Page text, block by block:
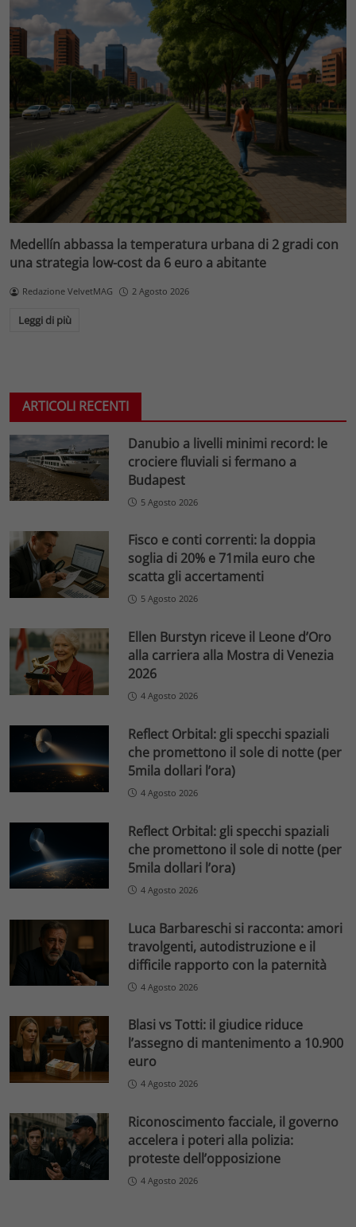
Medellín abbassa la temperatura urbana di 2 gradi con
una strategia low-cost da 6 euro a abitante
Redazione VelvetMAG 2 Agosto 2026
Leggi di più
ARTICOLI RECENTI
Danubio a livelli minimi record: le
crociere fluviali si fermano a
Budapest
5 Agosto 2026
Fisco e conti correnti: la doppia
soglia di 20% e 71mila euro che
scatta gli accertamenti
5 Agosto 2026
Ellen Burstyn riceve il Leone d’Oro
alla carriera alla Mostra di Venezia
2026
4 Agosto 2026
Reflect Orbital: gli specchi spaziali
che promettono il sole di notte (per
5mila dollari l’ora)
4 Agosto 2026
Reflect Orbital: gli specchi spaziali
che promettono il sole di notte (per
5mila dollari l’ora)
4 Agosto 2026
Luca Barbareschi si racconta: amori
travolgenti, autodistruzione e il
difficile rapporto con la paternità
4 Agosto 2026
Blasi vs Totti: il giudice riduce
l’assegno di mantenimento a 10.900
euro
4 Agosto 2026
Riconoscimento facciale, il governo
accelera i poteri alla polizia:
proteste dell’opposizione
4 Agosto 2026